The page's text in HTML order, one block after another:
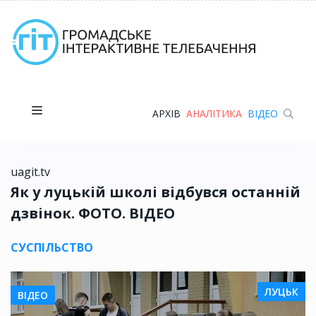
АРХІВ АНАЛІТИКА ВІДЕО
uagit.tv
Як у луцькій школі відбувся останній
дзвінок. ФОТО. ВІДЕО
СУСПІЛЬСТВО
ВІДЕО ЛУЦЬК